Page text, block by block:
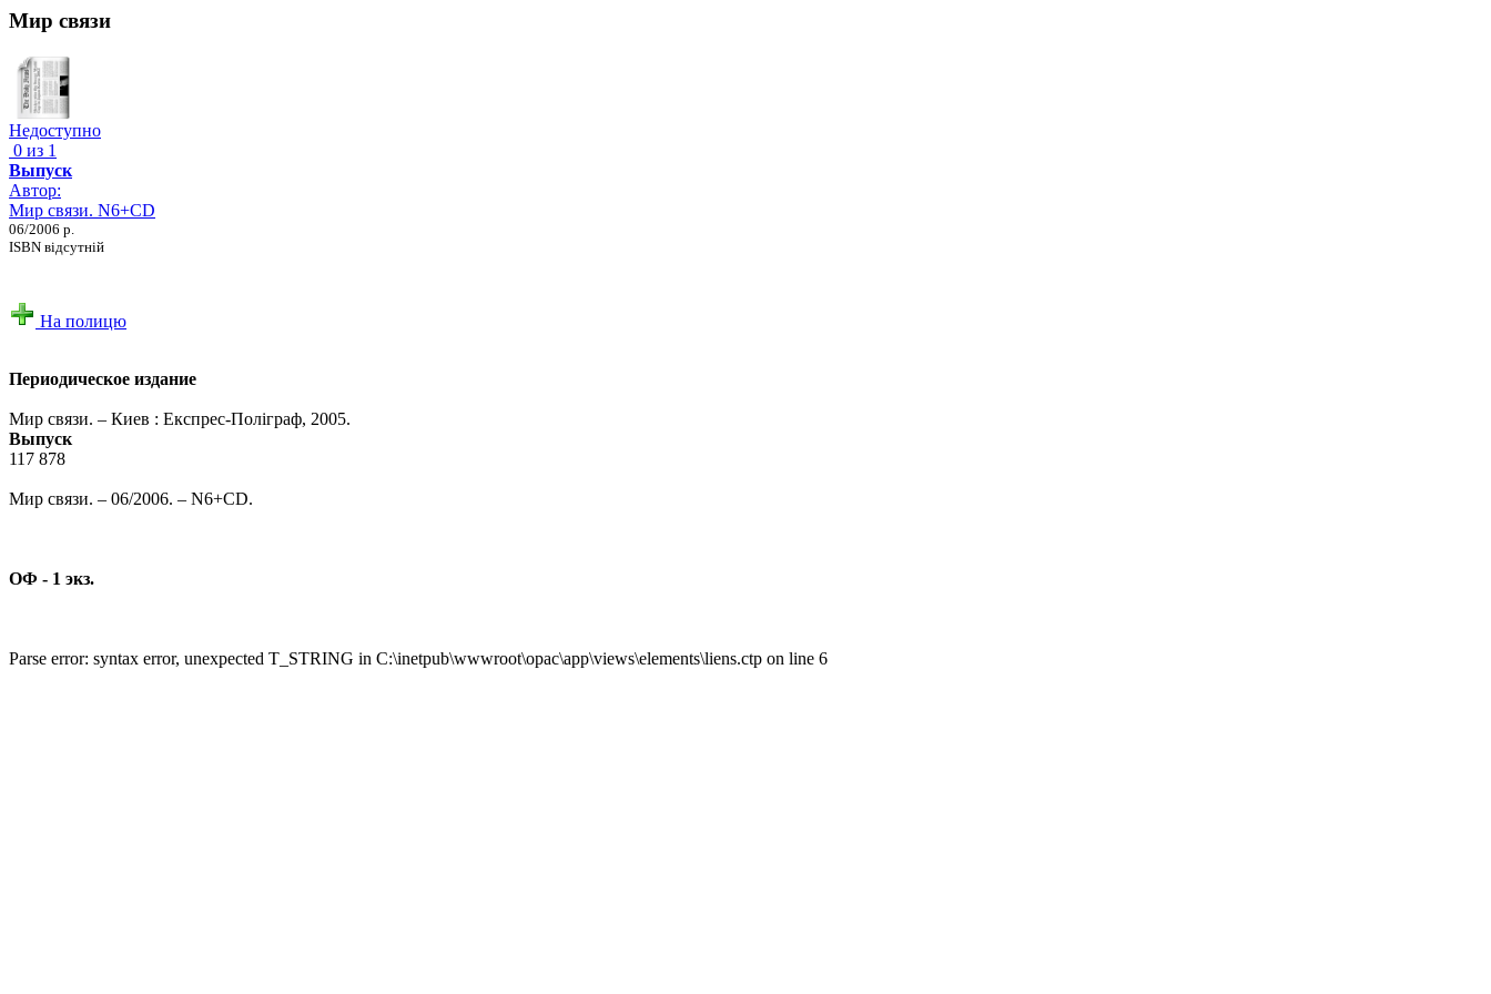
Мир связи
Недоступно
0 из 1
Выпуск
Автор:
Мир связи. N6+CD
06/2006 р.
ISBN відсутній
На полицю
Периодическое издание
Мир связи. – Киев : Експрес-Поліграф, 2005.
Выпуск
117 878
Мир связи. – 06/2006. – N6+CD.
ОФ - 1 экз.
Parse error: syntax error, unexpected T_STRING in C:\inetpub\wwwroot\opac\app\views\elements\liens.ctp on line 6